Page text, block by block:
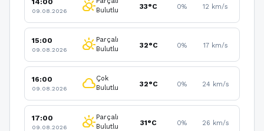
09.08.2026 partly_cloudy_dayBulutlu
33°C 0% 12 km/s
15:00
09.08.2026 partly_cloudy_dayParçalı
Bulutlu
32°C 0% 17 km/s
16:00
09.08.2026 cloudÇok
Bulutlu
32°C 0% 24 km/s
17:00
09.08.2026 partly_cloudy_dayParçalı
Bulutlu
31°C 0% 26 km/s